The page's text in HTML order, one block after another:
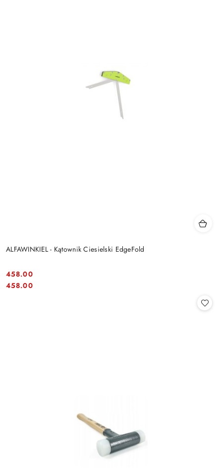
ALFAWINKIEL - Kątownik Ciesielski EdgeFold
Cena:
458.00
Cena:
458.00